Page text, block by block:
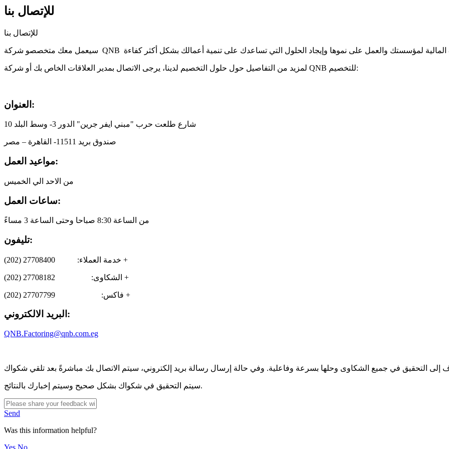
للإتصال بنا
للإتصال بنا
لمزيد من التفاصيل حول حلول التخصيم لدينا، يرجى الاتصال بمدير العلاقات الخاص بك أو شركة QNB للتخصيم:
العنوان:
10 شارع طلعت حرب "مبني ايفر جرين" الدور 3- وسط البلد
صندوق بريد 11511- القاهرة – مصر
مواعيد العمل:
من الاحد الي الخميس
ساعات العمل:
من الساعة 8:30 صباحا وحتى الساعة 3 مساءً
تليفون:
خدمة العملاء: 27708400 (202) +
الشكاوى: 27708182 (202) +
فاكس: 27707799 (202) +
البريد الالكتروني:
QNB.Factoring@qnb.com.eg
سيتم التحقيق في شكواك بشكل صحيح وسيتم إخبارك بالنتائج.
Send
Was this information helpful?
Yes No